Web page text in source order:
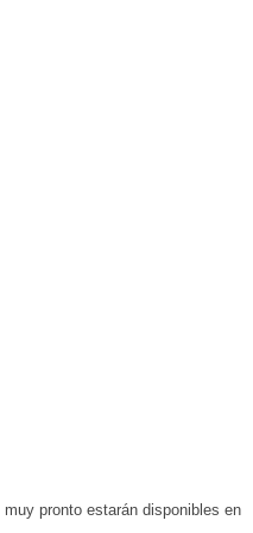
muy pronto estarán disponibles en